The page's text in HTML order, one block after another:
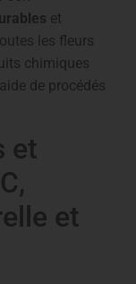
et
les fleurs
chimiques
de procédés
et
et